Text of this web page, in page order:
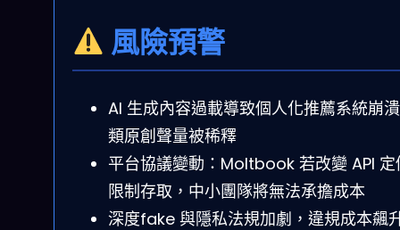
風險預警
AI 生成內容過載導致個人化推薦系統崩
類原創聲量被稀釋
平台協議變動：Moltbook 若改變 API 定
限制存取，中小團隊將無法承擔成本
深度fake 與隱私法規加劇，違規成本飆